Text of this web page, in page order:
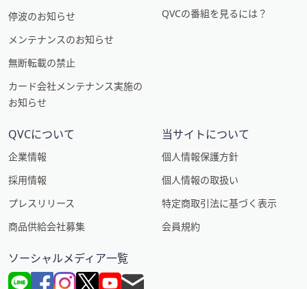
停波のお知らせ
メンテナンスのお知らせ
無断転載の禁止
カード会社メンテナンス実施の
お知らせ
QVCの番組を見るには？
QVCについて
企業情報
採用情報
プレスリリース
商品供給会社募集
当サイトについて
個人情報保護方針
個人情報の取扱い
特定商取引法に基づく表示
会員規約
ソーシャルメディア一覧